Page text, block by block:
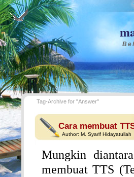
Tag-Archive for "Answer"
Cara membuat
Author: M. Syarif Hidayatullah
Mungkin
membuat TTS